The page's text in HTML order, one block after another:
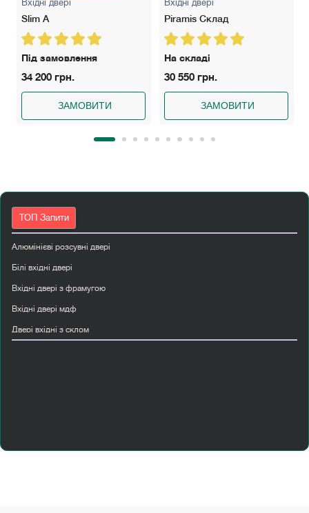
Вхідні двері
Slim A
Під замовлення
34 200 грн.
ЗАМОВИТИ
Вхідні двері
Piramis Склад
На складі
30 550 грн.
ЗАМОВИТИ
ТОП Запити
Алюмінієві розсувні двері
Білі вхідні двері
Вхідні двері з фрамугою
Вхідні двері мдф
Двері вхідні з склом
Двері korfad